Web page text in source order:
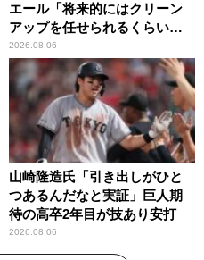
エール「将来的にはクリーン
アップを任せられるくらいま
では成長して」
2026.08.06
山崎隆造氏「引き出しがひと
つあるんだなと実証」巨人期
待の高卒2年目が技あり安打
2026.08.06